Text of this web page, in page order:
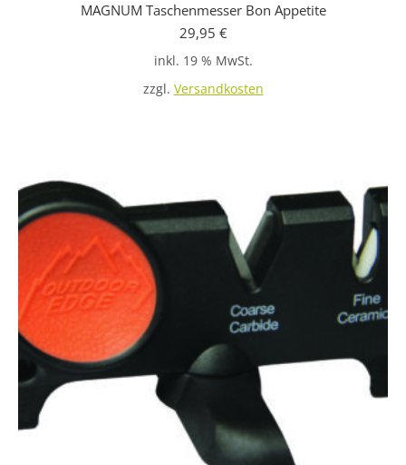
MAGNUM Taschenmesser Bon Appetite
29,95 €
inkl. 19 % MwSt.
zzgl. Versandkosten